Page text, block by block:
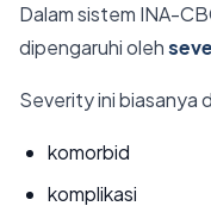
Dalam sistem INA-
dipengaruhi oleh
Severity ini biasanya
komorbid
komplikasi